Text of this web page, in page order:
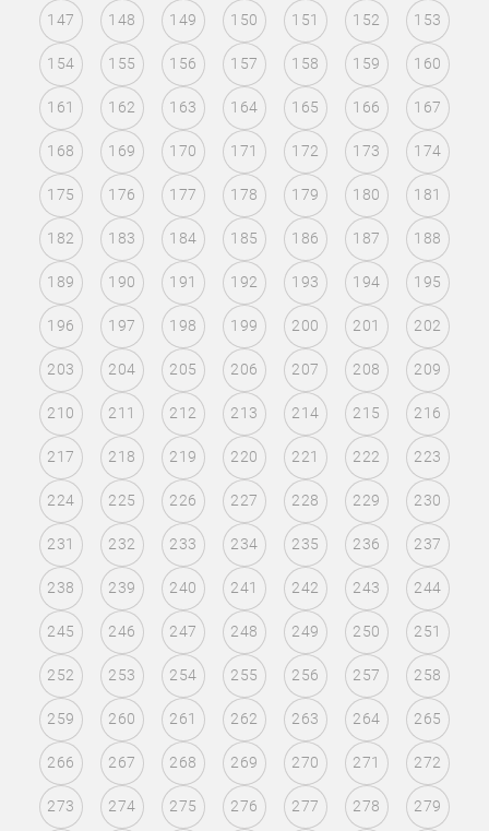
147 148 149 150 151 152 153
154 155 156 157 158 159 160
161 162 163 164 165 166 167
168 169 170 171 172 173 174
175 176 177 178 179 180 181
182 183 184 185 186 187 188
189 190 191 192 193 194 195
196 197 198 199 200 201 202
203 204 205 206 207 208 209
210 211 212 213 214 215 216
217 218 219 220 221 222 223
224 225 226 227 228 229 230
231 232 233 234 235 236 237
238 239 240 241 242 243 244
245 246 247 248 249 250 251
252 253 254 255 256 257 258
259 260 261 262 263 264 265
266 267 268 269 270 271 272
273 274 275 276 277 278 279